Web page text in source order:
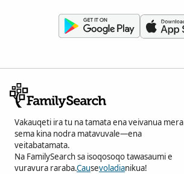
Vakauqeti ira tu na tamata ena veivanua mera
sema kina nodra matavuvale—ena
veitabatamata.
Na FamilySearch sa isoqosoqo tawasaumi e
vuravura raraba.Causevoladianikua!